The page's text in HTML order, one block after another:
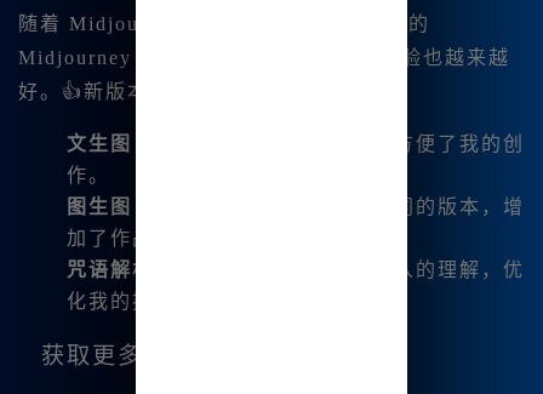
随着 Midjourney 不断更新，例如新发布的
Midjourney V6.1 和 niji6，我的创作体验也越来越
好。👍新版本支👍持更多功能，如：
文生图
：从文字生成图像，极大地方便了我的创
作。
图生图
：可以根据已有图像生成不同的版本，增
加了作品的多样性。
咒语解析
：为我提供对提示词更深入的理解，优
化我的提示词选择。
获取更多灵感的方式